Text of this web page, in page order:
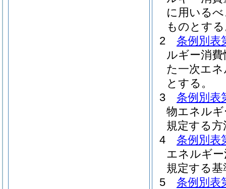
に用いる
ものとす
2 条例別表
ルギー消
た一次エ
とする。
3 条例別表
物エネルギ
規定する
4 条例別表
エネルギ
規定する
5 条例別表